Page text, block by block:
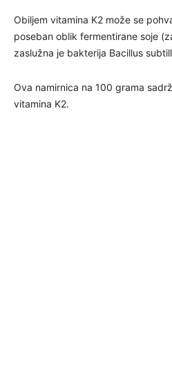
Obiljem vitamina K2 može se
poseban oblik fermentirane soje
zaslužna je bakterija Bacillus
Ova namirnica na 100 grama
vitamina K2.